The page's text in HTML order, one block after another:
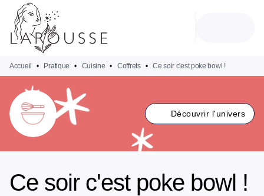
MENU
PIED DE PAGE
Accueil • Pratique • Cuisine • Coffrets • Ce soir c'est poke bowl !
Découvrir l'univers
Ce soir c'est poke bowl !